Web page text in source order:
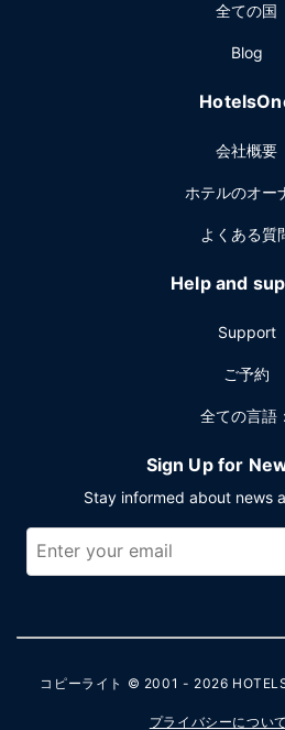
対応フロントデスクをお使いいた
積 53 平方メートル (567 平方フィ
全ての国
Blog
会社概要
ホテルのオー
よくある質
Help and
Support
ご予約
全ての言語：
Sign Up for
Stay informed about news
コピーライト © 2001 - 2026
プライバシーについて